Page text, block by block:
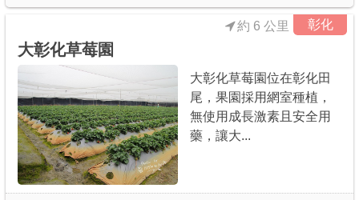
彰化
約 6 公里
大彰化草莓園
大彰化草莓園位在彰化田
尾，果園採用網室種植，
無使用成長激素且安全用
藥，讓大...